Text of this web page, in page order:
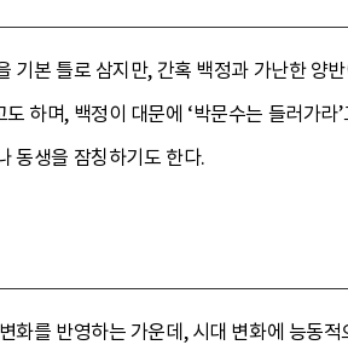
기본 틀로 삼지만, 간혹 백정과 가난한 양
하며, 백정이 대문에 ‘박문수는 들러가
동생을 잠칭하기도 한다.
화를 반영하는 가운데, 시대 변화에 능동